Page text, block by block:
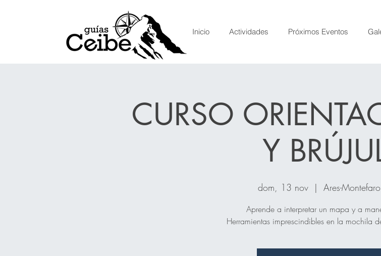
Inicio Actividades Próximos Eventos
CURSO
Y
dom, 13 nov
  |
Ares-
Aprende a interpretar un mapa y a